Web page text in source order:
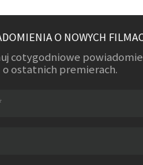
O NOWYCH
cotygodniowe
o ostatnich premierach.